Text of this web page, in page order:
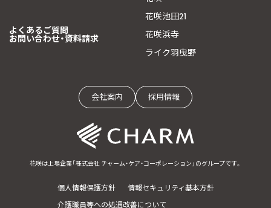
花咲池田21
花咲浜寺
ライク羽曳野
よくあるご質問
お問い合わせ・資料請求
会社案内 採用情報
花咲は上場企業「株式会社 チャーム・ケア・コーポレーション」のグループです。
個人情報保護方針
情報セキュリティ基本方針
介護職員等への処遇改善について